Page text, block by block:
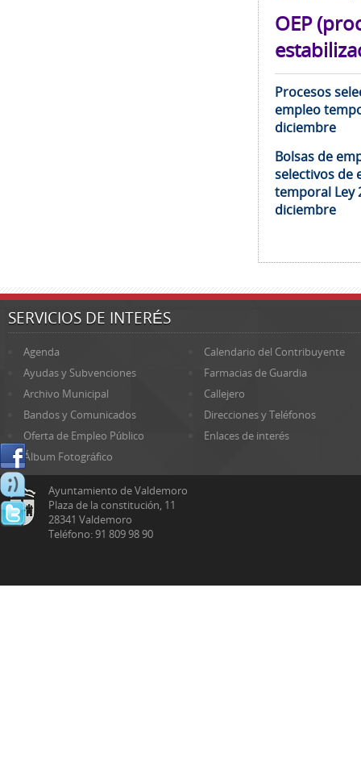
OEP
Procesos
empleo
diciembre
Bolsas de
selectivos de
temporal Ley
diciembre
SERVICIOS DE INTERÉS
Agenda
Calendario del Contribuyente
Ayudas y Subvenciones
Farmacias de Guardia
Archivo Municipal
Callejero
Bandos y Comunicados
Direcciones y Teléfonos
Oferta de Empleo Público
Enlaces de interés
Álbum Fotográfico
Ayuntamiento de Valdemoro
Plaza de la constitución, 11
28341 Valdemoro
Teléfono: 91 809 98 90